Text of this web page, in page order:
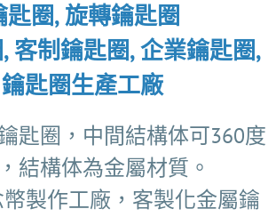
匙圈, 旋轉鑰匙圈
, 客制鑰匙圈, 企業鑰匙圈,
鑰匙圈生產工廠
匙圈，中間結構体可360度
結構体為金屬材質。
製作工廠，客製化金屬鑰